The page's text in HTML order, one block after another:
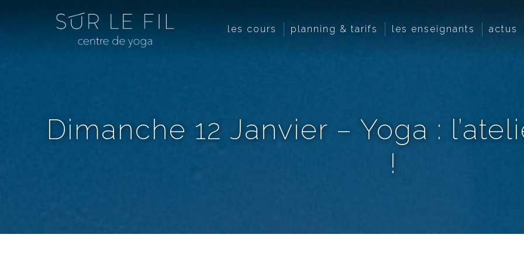
les cours planning & tarifs les enseignants actus
Dimanche 12 Janvier – Yoga :
!